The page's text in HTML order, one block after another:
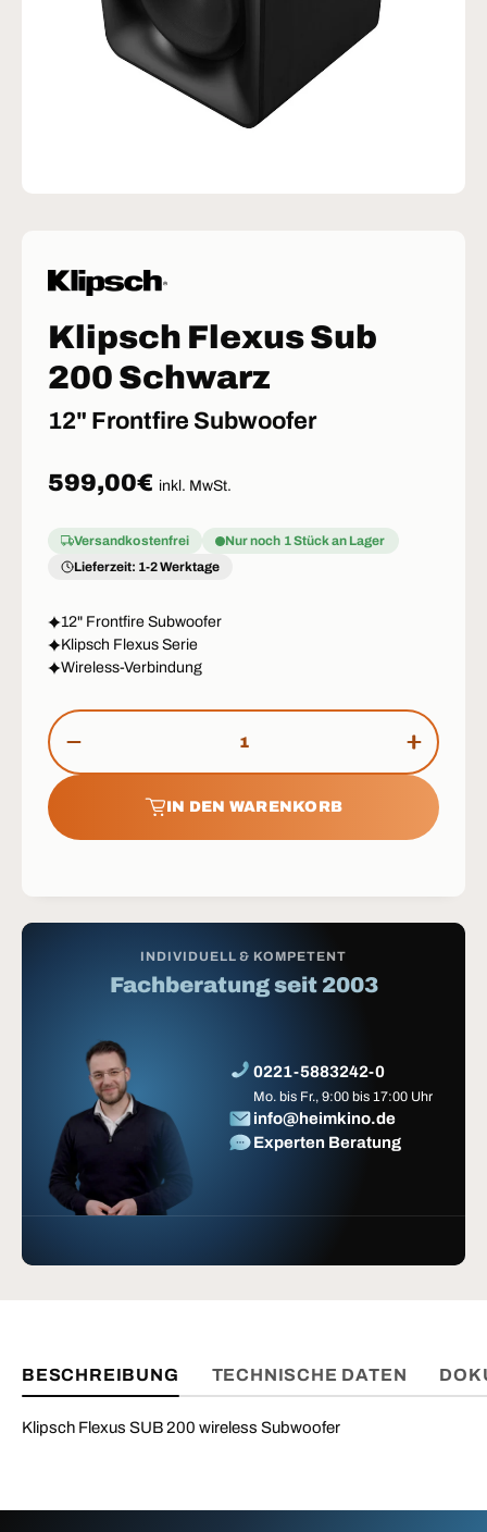
Klipsch Flexus Sub
200 Schwarz
12" Frontfire Subwoofer
Normaler Preis
599,00€ inkl. MwSt.
Versandkostenfrei
Nur noch 1 Stück an Lager
Lieferzeit: 1-2 Werktage
12" Frontfire Subwoofer
Klipsch Flexus Serie
Wireless-Verbindung
Anzahl
MENGE
IN DEN WARENKORB
INDIVIDUELL & KOMPETENT
Fachberatung seit 2003
0221-5883242-0
Mo. bis Fr., 9:00 bis 17:00 Uhr
info@heimkino.de
Experten Beratung
BESCHREIBUNG TECHNISCHE DATEN
Klipsch Flexus SUB 200 wireless Subwoofer